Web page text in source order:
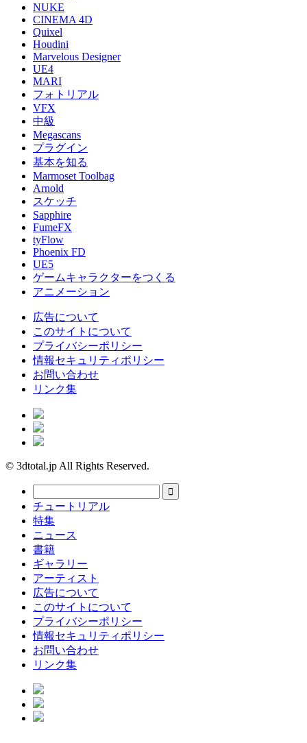
NUKE
CINEMA 4D
Quixel
Houdini
Marvelous Designer
UE4
MARI
フォトリアル
VFX
中級
Megascans
プラグイン
基本を知る
Marmoset Toolbag
Arnold
スケッチ
Sapphire
FumeFX
tyFlow
Phoenix FD
UE5
ゲームキャラクターをつくる
アニメーション
広告について
このサイトについて
プライバシーポリシー
情報セキュリティポリシー
お問い合わせ
リンク集
© 3dtotal.jp All Rights Reserved.
チュートリアル
特集
ニュース
書籍
ギャラリー
アーティスト
広告について
このサイトについて
プライバシーポリシー
情報セキュリティポリシー
お問い合わせ
リンク集